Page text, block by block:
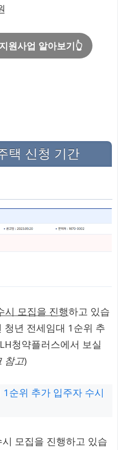
원사업 알아보기👆
택 신청 기간
시 모집을 진행하고 있습
청년 전세임대 1순위 추
청약플러스에서 보실
참고)
순위 추가 입주자 수시
모집을 진행하고 있습